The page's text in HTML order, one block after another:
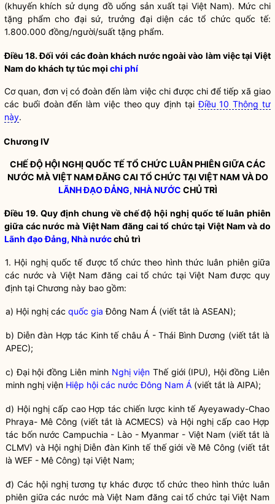
(khuyến khích sử dụng đồ uống sản xuất tại Việt Nam). Mức chi
tặng phẩm cho đại sứ, trưởng đại diện các tổ chức quốc tế:
1.800.000 đồng/người/suất tặng phẩm.
Điều 18. Đối với các đoàn khách nước ngoài vào làm việc tại Việt
Nam do khách tự túc mọi chi phí
Cơ quan, đơn vị có đoàn đến làm việc chi được chi để tiếp xã giao
các buổi đoàn đến làm việc theo quy định tạiĐiều 10 Thông tư
này.
Chương IV
CHẾ ĐỘHỘI NGHỊ QUỐC TẾ TỔ CHỨC LUÂN PHIÊN GIỮA CÁC
NƯỚC MÀ VIỆT NAM ĐĂNG CAI TỔ CHỨC TẠI VIỆT NAM VÀ DO
LÃNH ĐẠO ĐẢNG, NHÀ NƯỚC CHỦ TRÌ
Điều 19. Quy định chung về chế độhội nghị quốc tếluân phiên
giữa các nước mà Việt Nam đăng cai tổ chức tại Việt Nam và do
Lãnh đạo Đảng, Nhà nướcchủ trì
1. Hội nghị quốc tếđược tổ chức theo hình thức luân phiên giữa
các nước và Việt Nam đăng cai tổ chức tại Việt Nam được quy
định tại Chương này bao gồm:
a) Hội nghị các quốc gia Đông Nam Á (viết tắt là ASEAN);
b) Diễn đàn Hợp tác Kinh tế châu Á - Thái Bình Dương (viết tắt là
APEC);
c) Đại hội đồng Liên minh Nghị viện Thế giới (IPU), Hội đồng Liên
minh nghị viện Hiệp hội các nước Đông Nam Á (viết tắt là AIPA);
d) Hội nghị cấp cao Hợp tác chiến lược kinh tế Ayeyawady-Chao
Phraya- Mê Công (viết tắt là ACMECS) và Hội nghị cấp cao Hợp
tác bốn nước Campuchia - Lào - Myanmar - Việt Nam (viết tắt là
CLMV) và Hội nghị Diễn đàn Kinh tế thế giới về Mê Công (viết tắt
là WEF - Mê Công) tại Việt Nam;
đ) Các hội nghị tương tự khác được tổ chức theo hình thức luân
phiên giữa các nước mà Việt Nam đăng cai tổ chức tại Việt Nam